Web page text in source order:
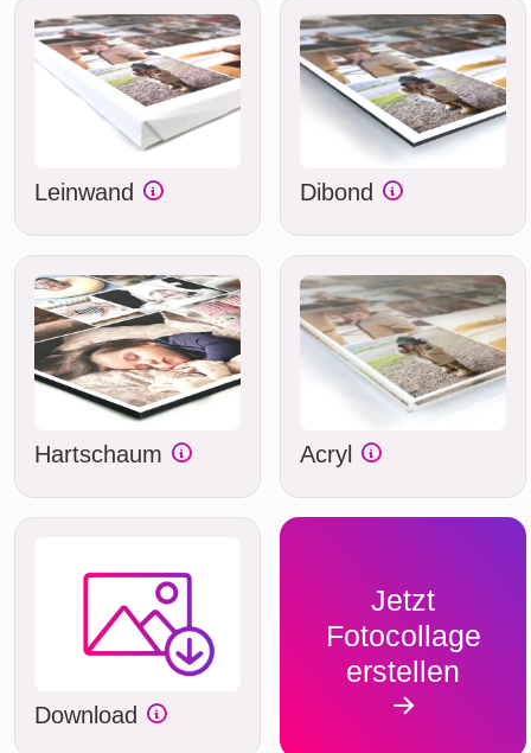
Leinwand Dibond
Hartschaum Acryl
Download
Jetzt
Fotocollage
erstellen